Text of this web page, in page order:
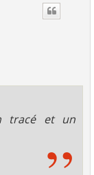
tracé et un